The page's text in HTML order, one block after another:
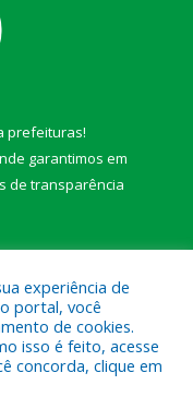
prefeituras!
garantimos em
de transparência
Municipal de Afuá.
experiência de
portal, você
de cookies.
isso é feito, acesse
concorda, clique em